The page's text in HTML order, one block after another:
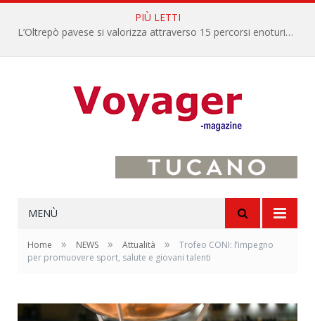
PIÙ LETTI
L’Oltrepò pavese si valorizza attraverso 15 percorsi enoturistici
MENÙ
Home » NEWS » Attualità »
Trofeo CONI: l’impegno
per promuovere sport, salute e giovani talenti